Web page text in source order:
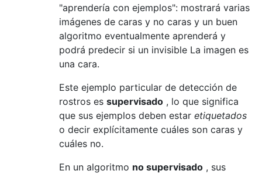
"aprendería con ejemplos": mostrará varias
imágenes de caras y no caras y un buen
algoritmo eventualmente aprenderá y
podrá predecir si un invisible La imagen es
una cara.
Este ejemplo particular de detección de
rostros es supervisado , lo que significa
que sus ejemplos deben estar etiquetados
o decir explícitamente cuáles son caras y
cuáles no.
En un algoritmo no supervisado , sus